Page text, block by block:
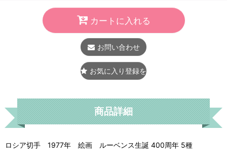
カートに入れる
お問い合わせ
お気に入り登録をする
商品詳細
ロシア切手 1977年 絵画 ルーベンス生誕 400周年 5種